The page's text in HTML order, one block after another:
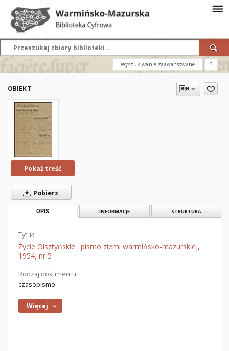
Wyszukiwanie zaawansowane ?
OBIEKT
Pokaż treść
Pobierz
OPIS INFORMACJE STRUKTURA
Tytuł:
Życie Olsztyńskie : pismo ziemi warmińsko-mazurskiej,
1954, nr 5
Rodzaj dokumentu:
czasopismo
Więcej